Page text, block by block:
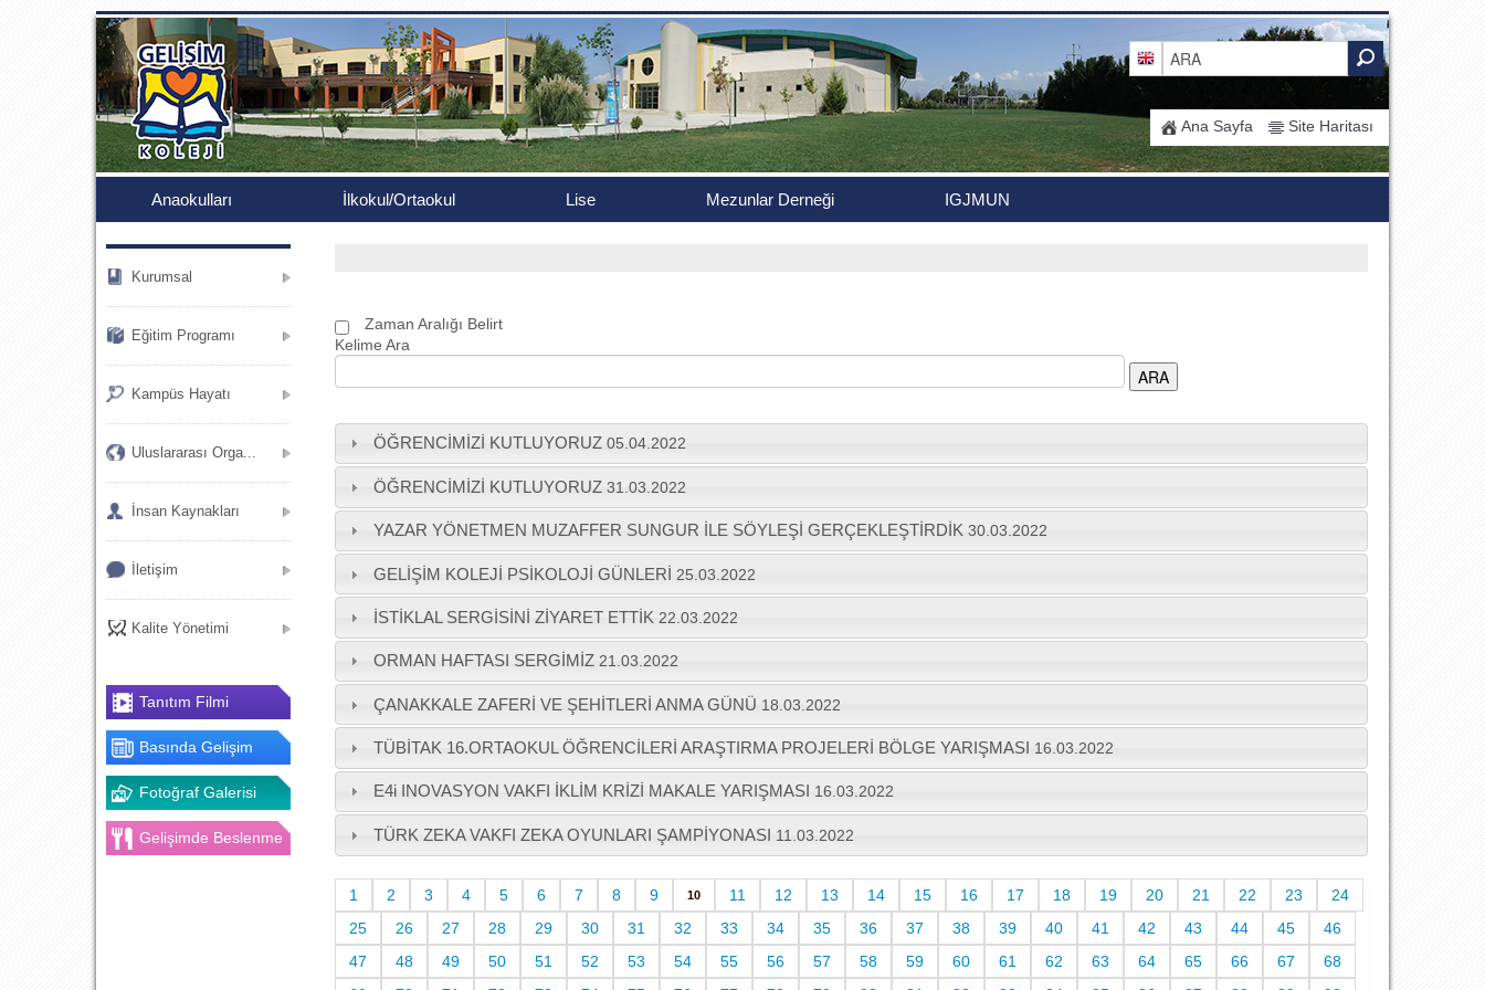
.
Ana Sayfa Site Haritası
Anaokulları İlkokul/Ortaokul Lise Mezunlar Derneği IGJMUN
Kurumsal
Eğitim Programı
Kampüs Hayatı
Uluslararası Orga...
İnsan Kaynakları
İletişim
Kalite Yönetimi
Tanıtım Filmi
Basında Gelişim
Fotoğraf Galerisi
Gelişimde Beslenme
Zaman Aralığı Belirt
Kelime Ara
ÖĞRENCİMİZİ KUTLUYORUZ 05.04.2022
ÖĞRENCİMİZİ KUTLUYORUZ 31.03.2022
YAZAR YÖNETMEN MUZAFFER SUNGUR İLE SÖYLEŞİ GERÇEKLEŞTİRDİK 30.03.2022
GELİŞİM KOLEJİ PSİKOLOJİ GÜNLERİ 25.03.2022
İSTİKLAL SERGİSİNİ ZİYARET ETTİK 22.03.2022
ORMAN HAFTASI SERGİMİZ 21.03.2022
ÇANAKKALE ZAFERİ VE ŞEHİTLERİ ANMA GÜNÜ 18.03.2022
TÜBİTAK 16.ORTAOKUL ÖĞRENCİLERİ ARAŞTIRMA PROJELERİ BÖLGE YARIŞMASI 16.03.2022
E4i INOVASYON VAKFI İKLİM KRİZİ MAKALE YARIŞMASI 16.03.2022
TÜRK ZEKA VAKFI ZEKA OYUNLARI ŞAMPİYONASI 11.03.2022
1 2 3 4 5 6 7 8 9 10 11 12 13 14 15 16 17 18 19 20 21 22 23
24
25
26 27 28 29 30 31 32 33 34 35 36 37 38 39 40 41 42 43 44 45
46
47
48 49 50 51 52 53 54 55 56 57 58 59 60 61 62 63 64 65 66 67
68